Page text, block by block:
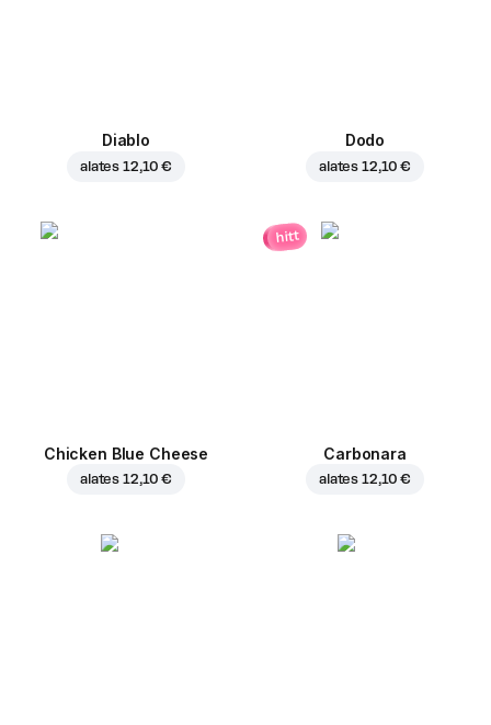
Diablo
alates 12,10 €
Dodo
alates 12,10 €
Chicken Blue Cheese
alates 12,10 €
hitt
Carbonara
alates 12,10 €